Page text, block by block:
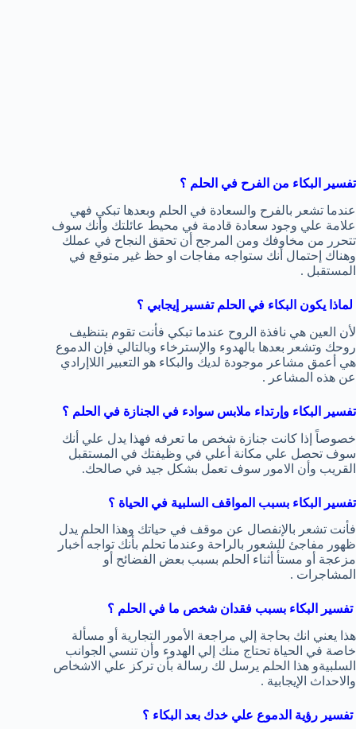
تفسير البكاء من الفرح في الحلم ؟
عندما تشعر بالفرح والسعادة في الحلم وبعدها تبكي فهي
علامة علي وجود سعادة قادمة في محيط عائلتك وأنك سوف
تتحرر من مخاوفك ومن المرجح أن تحقق النجاح في عملك
وهناك إحتمال أنك ستواجه مفاجات او حظ غير متوقع في
المستقبل .
لماذا يكون البكاء في الحلم تفسير إيجابي ؟
لأن العين هي نافذة الروح عندما تبكي فأنت تقوم بتنظيف
روحك وتشعر بعدها بالهدوء والإسترخاء وبالتالي فإن الدموع
هي أعمق مشاعر موجودة لديك والبكاء هو التعبير اللاإرادي
عن هذه المشاعر .
تفسير البكاء وإرتداء ملابس سوادء في الجنازة في الحلم ؟
خصوصاً إذا كانت جنازة شخص ما تعرفه فهذا يدل علي أنك
سوف تحصل علي مكانة أعلي في وظيفتك في المستقبل
القريب وأن الامور سوف تعمل بشكل جيد في صالحك.
تفسير البكاء بسبب المواقف السلبية في الحياة ؟
فأنت تشعر بالإنفصال عن موقف في حياتك وهذا الحلم يدل
ظهور مفاجئ للشعور بالراحة وعندما تحلم بأنك تواجه أخبار
مزعجة أو مستأ أثناء الحلم بسبب بعض الفضائح أو
المشاجرات .
تفسير البكاء بسبب فقدان شخص ما في الحلم ؟
هذا يعني انك بحاجة إلي مراجعة الأمور التجارية أو مسألة
خاصة في الحياة تحتاج منك إلي الهدوء وأن تنسي الجوانب
السلبيةو هذا الحلم يرسل لك رسالة بأن تركز علي الاشخاص
والاحداث الإيجابية .
تفسير رؤية الدموع علي خدك بعد البكاء ؟